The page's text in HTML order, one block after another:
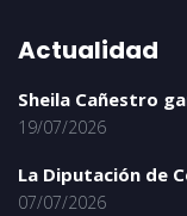
Actualidad
Sheila Cañestro
19/07/2026
La Diputación de
07/07/2026